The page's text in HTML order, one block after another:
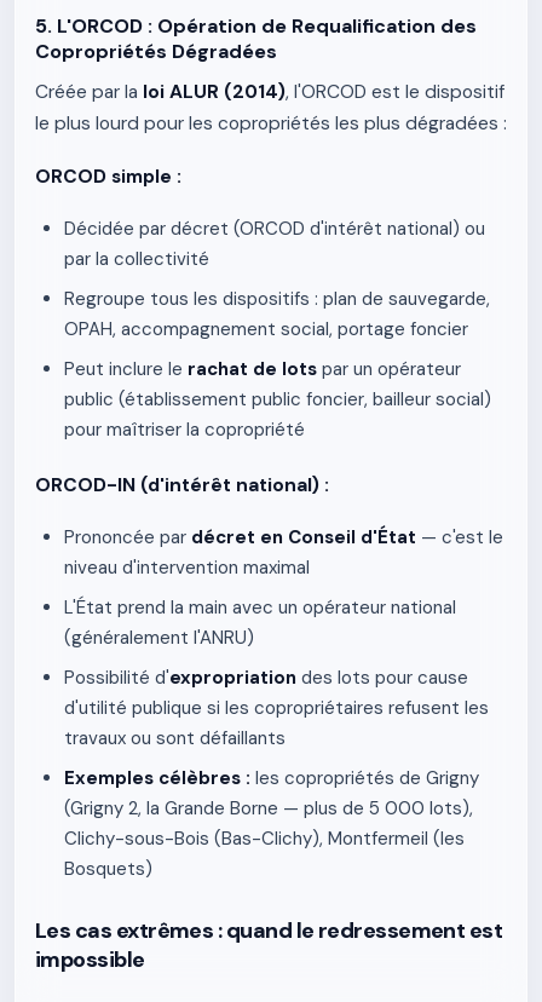
5. L'ORCOD : Opération de Requalification des
Copropriétés Dégradées
Créée par la loi ALUR (2014), l'ORCOD est le dispositif
le plus lourd pour les copropriétés les plus dégradées :
ORCOD simple :
Décidée par décret (ORCOD d'intérêt national) ou
par la collectivité
Regroupe tous les dispositifs : plan de sauvegarde,
OPAH, accompagnement social, portage foncier
Peut inclure le rachat de lots par un opérateur
public (établissement public foncier, bailleur social)
pour maîtriser la copropriété
ORCOD-IN (d'intérêt national) :
Prononcée par décret en Conseil d'État — c'est le
niveau d'intervention maximal
L'État prend la main avec un opérateur national
(généralement l'ANRU)
Possibilité d'expropriation des lots pour cause
d'utilité publique si les copropriétaires refusent les
travaux ou sont défaillants
Exemples célèbres : les copropriétés de Grigny
(Grigny 2, la Grande Borne — plus de 5 000 lots),
Clichy-sous-Bois (Bas-Clichy), Montfermeil (les
Bosquets)
Les cas extrêmes : quand le redressement est
impossible